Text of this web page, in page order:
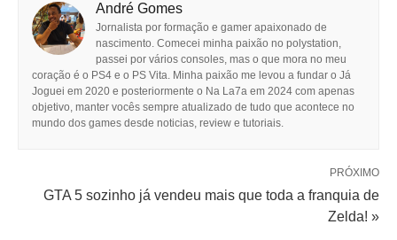
André Gomes
Jornalista por formação e gamer apaixonado de
nascimento. Comecei minha paixão no polystation,
passei por vários consoles, mas o que mora no meu
coração é o PS4 e o PS Vita. Minha paixão me levou a fundar o Já
Joguei em 2020 e posteriormente o Na La7a em 2024 com apenas
objetivo, manter vocês sempre atualizado de tudo que acontece no
mundo dos games desde noticias, review e tutoriais.
PRÓXIMO
GTA 5 sozinho já vendeu mais que toda a franquia de
Zelda! »